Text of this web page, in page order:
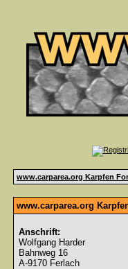
www.carparea.org Karpfen
www.carparea.org
Anschrift:
Wolfgang Harder
Bahnweg 16
A-9170 Ferlach